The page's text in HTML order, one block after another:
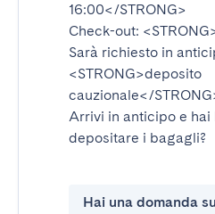
16:00</STRONG>
Check-out:
Sarà richiesto in
<STRONG>deposito
cauzionale</
Arrivi in anticipo e hai
depositare i bagagli?
Hai una domanda